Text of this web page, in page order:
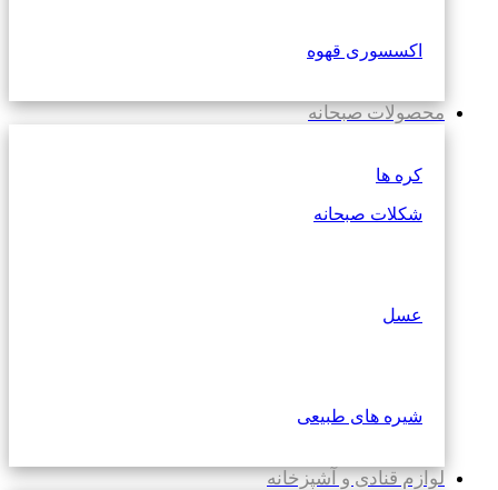
اکسسوری قهوه
محصولات صبحانه
کره ها
شکلات صبحانه
عسل
شیره های طبیعی
لوازم قنادی و آشپزخانه